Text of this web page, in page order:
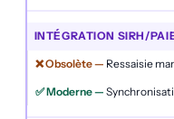
INTÉGRATION SIRH/
Ressaisie